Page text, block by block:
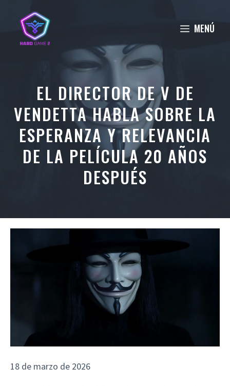
contenido
MENÚ
EL DIRECTOR DE V DE
VENDETTA HABLA SOBRE LA
ESPERANZA Y RELEVANCIA
DE LA PELÍCULA 20 AÑOS
DESPUÉS
18 de marzo de 2026